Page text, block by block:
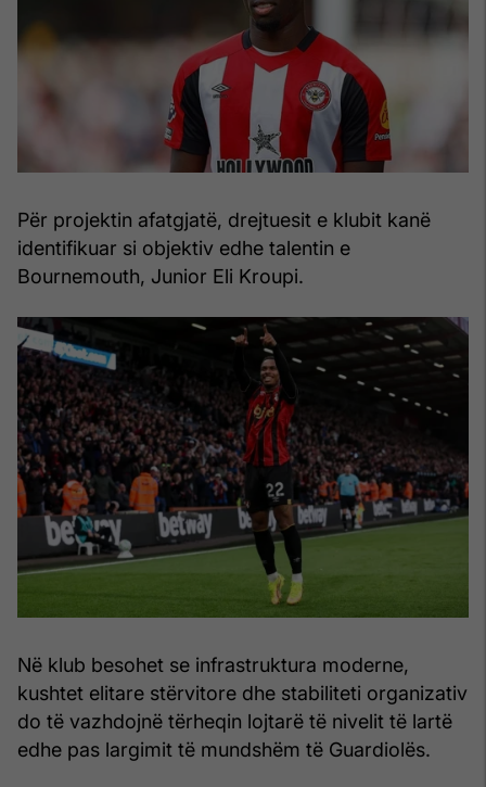
Për projektin afatgjatë, drejtuesit e klubit kanë
identifikuar si objektiv edhe talentin e
Bournemouth, Junior Eli Kroupi.
Në klub besohet se infrastruktura moderne,
kushtet elitare stërvitore dhe stabiliteti organizativ
do të vazhdojnë tërheqin lojtarë të nivelit të lartë
edhe pas largimit të mundshëm të Guardiolës.